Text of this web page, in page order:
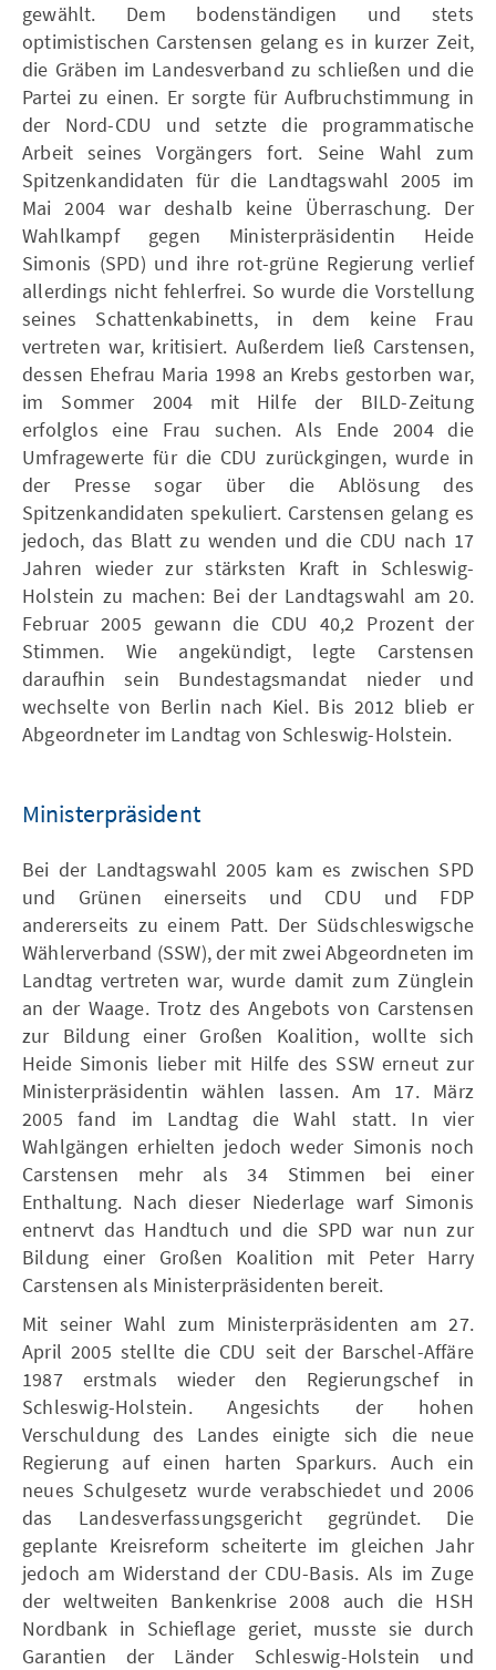
gewählt. Dem bodenständigen und stets
optimistischen Carstensen gelang es in kurzer Zeit,
die Gräben im Landesverband zu schließen und die
Partei zu einen. Er sorgte für Aufbruchstimmung in
der Nord-CDU und setzte die programmatische
Arbeit seines Vorgängers fort. Seine Wahl zum
Spitzenkandidaten für die Landtagswahl 2005 im
Mai 2004 war deshalb keine Überraschung. Der
Wahlkampf gegen Ministerpräsidentin Heide
Simonis (SPD) und ihre rot-grüne Regierung verlief
allerdings nicht fehlerfrei. So wurde die Vorstellung
seines Schattenkabinetts, in dem keine Frau
vertreten war, kritisiert. Außerdem ließ Carstensen,
dessen Ehefrau Maria 1998 an Krebs gestorben war,
im Sommer 2004 mit Hilfe der BILD-Zeitung
erfolglos eine Frau suchen. Als Ende 2004 die
Umfragewerte für die CDU zurückgingen, wurde in
der Presse sogar über die Ablösung des
Spitzenkandidaten spekuliert. Carstensen gelang es
jedoch, das Blatt zu wenden und die CDU nach 17
Jahren wieder zur stärksten Kraft in Schleswig-
Holstein zu machen: Bei der Landtagswahl am 20.
Februar 2005 gewann die CDU 40,2 Prozent der
Stimmen. Wie angekündigt, legte Carstensen
daraufhin sein Bundestagsmandat nieder und
wechselte von Berlin nach Kiel. Bis 2012 blieb er
Abgeordneter im Landtag von Schleswig-Holstein.
Ministerpräsident
Bei der Landtagswahl 2005 kam es zwischen SPD
und Grünen einerseits und CDU und FDP
andererseits zu einem Patt. Der Südschleswigsche
Wählerverband (SSW), der mit zwei Abgeordneten im
Landtag vertreten war, wurde damit zum Zünglein
an der Waage. Trotz des Angebots von Carstensen
zur Bildung einer Großen Koalition, wollte sich
Heide Simonis lieber mit Hilfe des SSW erneut zur
Ministerpräsidentin wählen lassen. Am 17. März
2005 fand im Landtag die Wahl statt. In vier
Wahlgängen erhielten jedoch weder Simonis noch
Carstensen mehr als 34 Stimmen bei einer
Enthaltung. Nach dieser Niederlage warf Simonis
entnervt das Handtuch und die SPD war nun zur
Bildung einer Großen Koalition mit Peter Harry
Carstensen als Ministerpräsidenten bereit.
Mit seiner Wahl zum Ministerpräsidenten am 27.
April 2005 stellte die CDU seit der Barschel-Affäre
1987 erstmals wieder den Regierungschef in
Schleswig-Holstein. Angesichts der hohen
Verschuldung des Landes einigte sich die neue
Regierung auf einen harten Sparkurs. Auch ein
neues Schulgesetz wurde verabschiedet und 2006
das Landesverfassungsgericht gegründet. Die
geplante Kreisreform scheiterte im gleichen Jahr
jedoch am Widerstand der CDU-Basis. Als im Zuge
der weltweiten Bankenkrise 2008 auch die HSH
Nordbank in Schieflage geriet, musste sie durch
Garantien der Länder Schleswig-Holstein und